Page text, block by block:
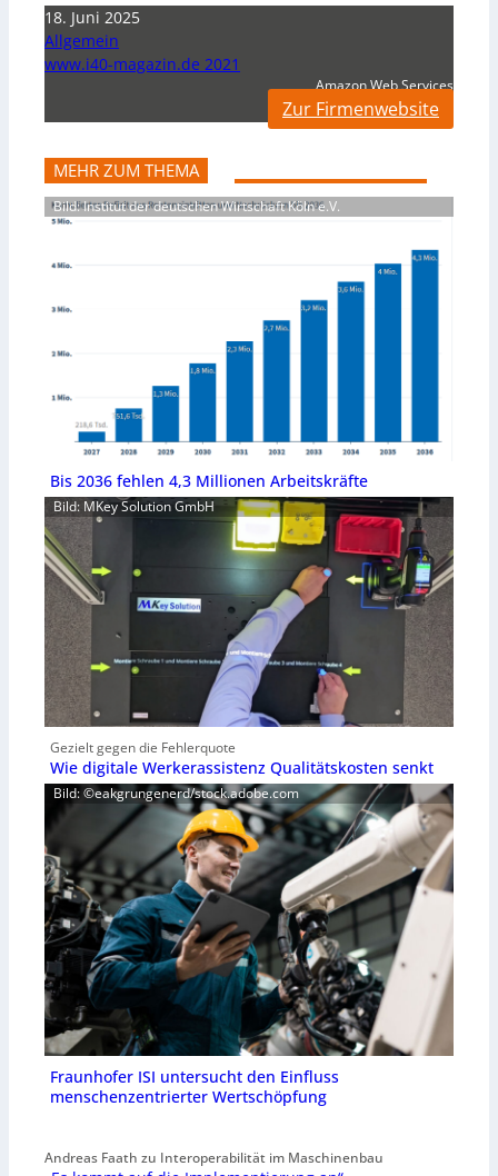
18. Juni 2025
Allgemein
www.i40-magazin.de 2021
Amazon Web Services
Zur Firmenwebsite
MEHR ZUM THEMA
Bild: Institut der deutschen Wirtschaft Köln e.V.
Bis 2036 fehlen 4,3 Millionen Arbeitskräfte
Bild: MKey Solution GmbH
Gezielt gegen die Fehlerquote
Wie digitale Werkerassistenz Qualitätskosten senkt
Bild: ©eakgrungenerd/stock.adobe.com
Fraunhofer ISI untersucht den Einfluss
menschenzentrierter Wertschöpfung
Andreas Faath zu Interoperabilität im Maschinenbau